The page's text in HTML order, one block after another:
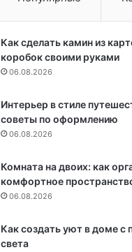
Как сделать камин из
коробок своими руками
06.08.2026
Интерьер в стиле
советы по оформлению
06.08.2026
Комната на двоих: как
комфортное
06.08.2026
Как создать уют в доме
света